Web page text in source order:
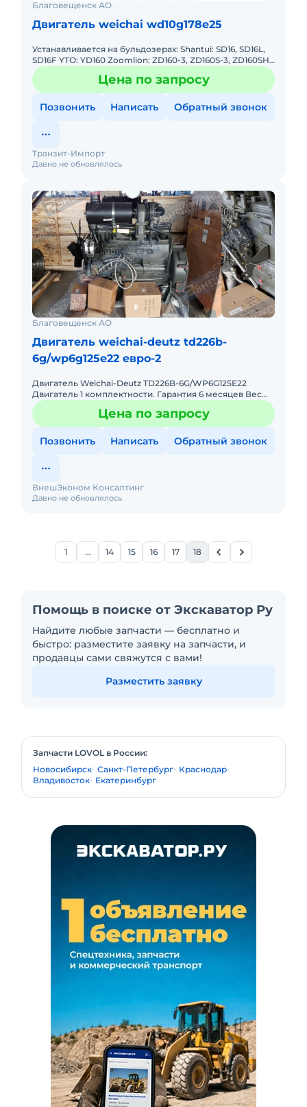
Благовещенск АО
Двигатель weichai wd10g178e25
Устанавливается на бульдозерах: Shantui: SD16, SD16L,
SD16F YTO: YD160 Zoomlion: ZD160-3, ZD160S-3, ZD160SH-
3, ZD160F-5 Foton: FTY165-2 Shehwa HBXG: TY165-
Цена по запросу
Позвонить Написать Обратный звонок
Давно не обновлялось
Транзит-Импорт
Благовещенск АО
Двигатель weichai-deutz td226b-
6g/wp6g125e22 евро-2
Двигатель Weichai-Deutz TD226B-6G/WP6G125E22
Двигатель 1 комплектности. Гарантия 6 месяцев Вес
брутто / нетто: 770 кг / 650 кг. Мощность кВт / л.с.: 92 / 12
Цена по запросу
Позвонить Написать Обратный звонок
Давно не обновлялось
ВнешЭконом Консалтинг
1 ... 14 15 16 17 18
Помощь в поиске от Экскаватор Ру
Найдите любые запчасти — бесплатно и
быстро: разместите заявку на запчасти, и
продавцы сами свяжутся с вами!
Разместить заявку
Запчасти LOVOL в России:
Новосибирск Санкт-Петербург Краснодар
Владивосток Екатеринбург